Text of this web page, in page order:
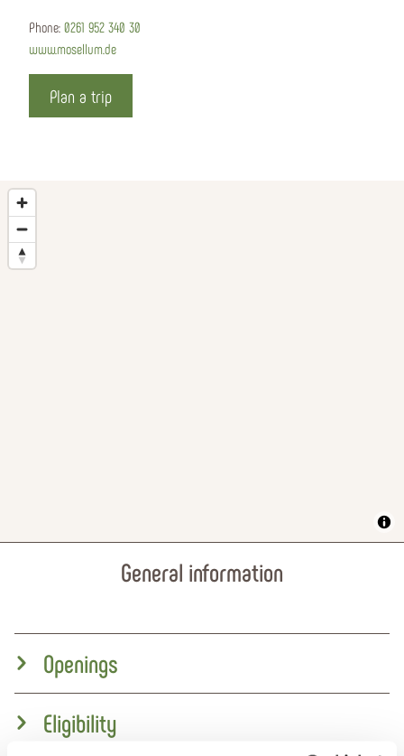
Phone: 0261 952 340 30
www.mosellum.de
Plan a trip
General information
Openings
Eligibility